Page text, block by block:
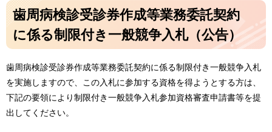
歯周病検診受診券作成等業務委託契約
に係る制限付き一般競争入札（公告）
歯周病検診受診券作成等業務委託契約に係る制限付き一般競争入札
を実施しますので、この入札に参加する資格を得ようとする方は、
下記の要領により制限付き一般競争入札参加資格審査申請書等を提
出してください。